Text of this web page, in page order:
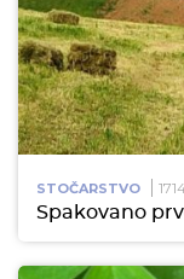
STOČARSTVO
Spakovano